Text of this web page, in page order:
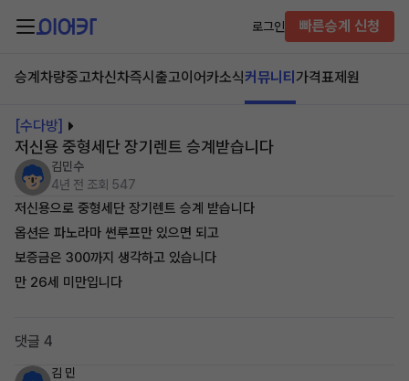
로그인 빠른승계 신청
승계차량중고차신차즉시출고이어카소식커뮤니티 가격표제원
[수다방]
저신용 중형세단 장기렌트 승계받습니다
김민수
4년 전 조회 547
저신용으로 중형세단 장기렌트 승계 받습니다
옵션은 파노라마 썬루프만 있으면 되고
보증금은 300까지 생각하고 있습니다
만 26세 미만입니다
댓글 4
김 민